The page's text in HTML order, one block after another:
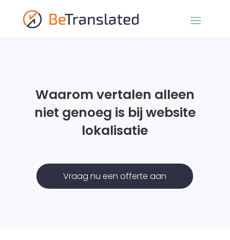
Waarom vertalen alleen
niet genoeg is bij website
lokalisatie
Vraag nu een offerte aan